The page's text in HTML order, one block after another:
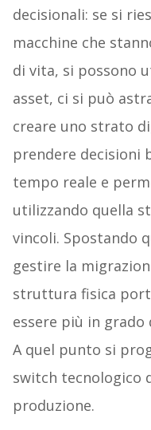
decisionali: se si
macchine che
di vita, si possono
asset, ci si può
creare uno strato
prendere decisioni
tempo reale e
utilizzando quella
vincoli. Spostando
gestire la
struttura fisica
essere più in
A quel punto si
switch tecnologico
produzione.